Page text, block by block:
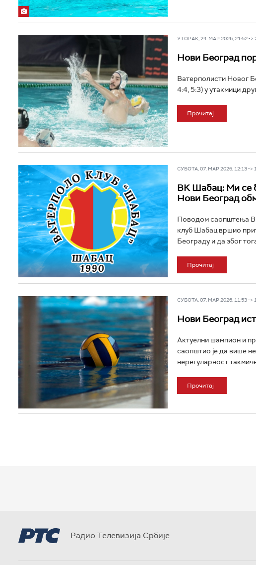
УТОРАК, 24. МАР 2026, 21:52 ->
Нови Београд
Ватерполисти Новог
4:4, 5:3) у утакмици
Прочитај
СУБОТА, 07. МАР 2026, 12:13 ->
ВК Шабац: Ми се
Нови Београд
Поводом саопштења
клуб Шабац вршио
Београду и да због
Прочитај
СУБОТА, 07. МАР 2026, 11:53 ->
Нови Београд
Актуелни шампион и
саопштио је да више
нерегуларност
Прочитај
Радио Телевизија Србије